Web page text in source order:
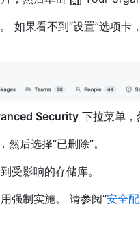
如果看不到“设置”选项卡
Security 下拉菜单，
后选择“已删除”。
受影响的存储库。
强制实施。 请参阅“安全